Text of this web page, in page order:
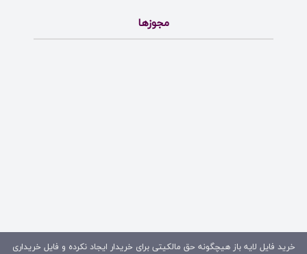
مجوزها
خرید فایل لایه باز هیچگونه حق مالکیتی برای خریدار ایجاد نکرده و فایل خریداری